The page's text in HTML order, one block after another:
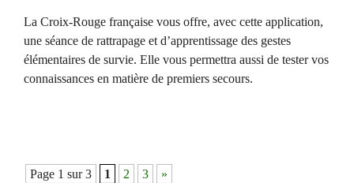
La Croix-Rouge française vous offre, avec cette application,
une séance de rattrapage et d’apprentissage des gestes
élémentaires de survie. Elle vous permettra aussi de tester vos
connaissances en matière de premiers secours.
Page 1 sur 3 1 2 3 »